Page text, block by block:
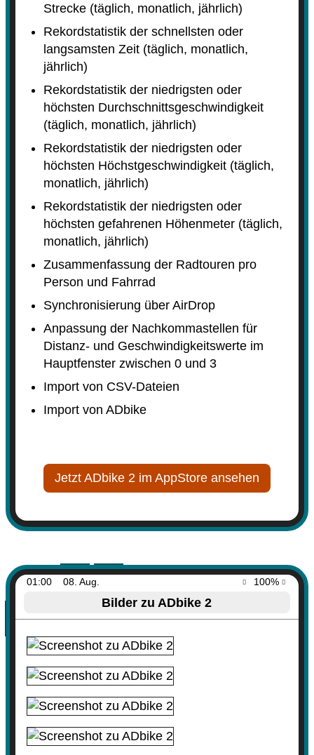
Strecke (täglich, monatlich, jährlich)
Rekordstatistik der schnellsten oder
langsamsten Zeit (täglich, monatlich,
jährlich)
Rekordstatistik der niedrigsten oder
höchsten Durchschnittsgeschwindigkeit
(täglich, monatlich, jährlich)
Rekordstatistik der niedrigsten oder
höchsten Höchstgeschwindigkeit (täglich,
monatlich, jährlich)
Rekordstatistik der niedrigsten oder
höchsten gefahrenen Höhenmeter (täglich,
monatlich, jährlich)
Zusammenfassung der Radtouren pro
Person und Fahrrad
Synchronisierung über AirDrop
Anpassung der Nachkommastellen für
Distanz- und Geschwindigkeitswerte im
Hauptfenster zwischen 0 und 3
Import von CSV-Dateien
Import von ADbike
Jetzt ADbike 2 im AppStore ansehen
01:00 08. Aug. 100%
Bilder zu ADbike 2